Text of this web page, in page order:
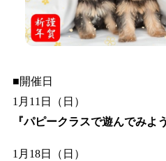
■開催日
1月11日（日）
『パピークラスで遊んでみよう
1月18日（日）